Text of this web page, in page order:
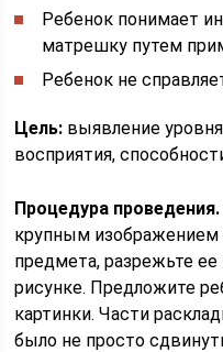
Ребенок понимает
матрешку путем
Ребенок не
Цель: выявление
восприятия,
Процедура проведения.
крупным изображением
предмета, разрежьте ее
рисунке. Предложите
картинки. Части
было не просто